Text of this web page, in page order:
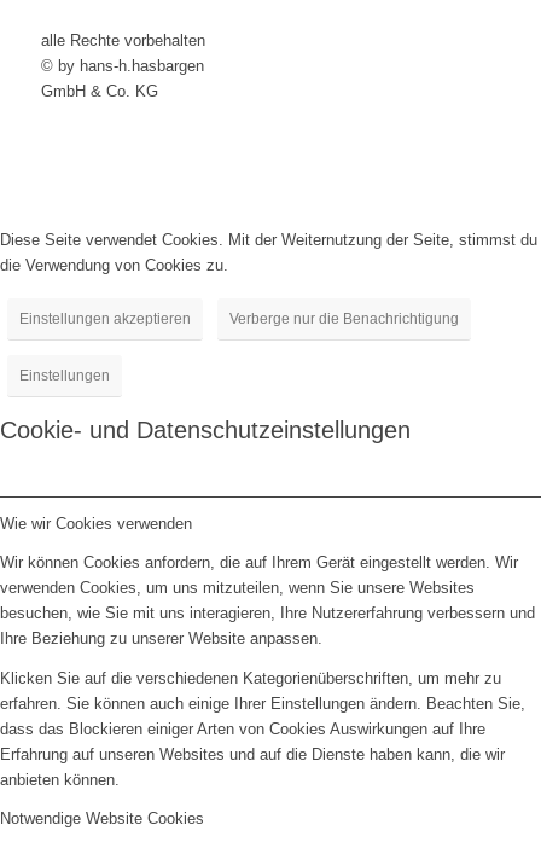
alle Rechte vorbehalten
© by hans-h.hasbargen
GmbH & Co. KG
Diese Seite verwendet Cookies. Mit der Weiternutzung der Seite, stimmst du
die Verwendung von Cookies zu.
Einstellungen akzeptieren Verberge nur die Benachrichtigung
Einstellungen
Cookie- und Datenschutzeinstellungen
Wie wir Cookies verwenden
Wir können Cookies anfordern, die auf Ihrem Gerät eingestellt werden. Wir
verwenden Cookies, um uns mitzuteilen, wenn Sie unsere Websites
besuchen, wie Sie mit uns interagieren, Ihre Nutzererfahrung verbessern und
Ihre Beziehung zu unserer Website anpassen.
Klicken Sie auf die verschiedenen Kategorienüberschriften, um mehr zu
erfahren. Sie können auch einige Ihrer Einstellungen ändern. Beachten Sie,
dass das Blockieren einiger Arten von Cookies Auswirkungen auf Ihre
Erfahrung auf unseren Websites und auf die Dienste haben kann, die wir
anbieten können.
Notwendige Website Cookies